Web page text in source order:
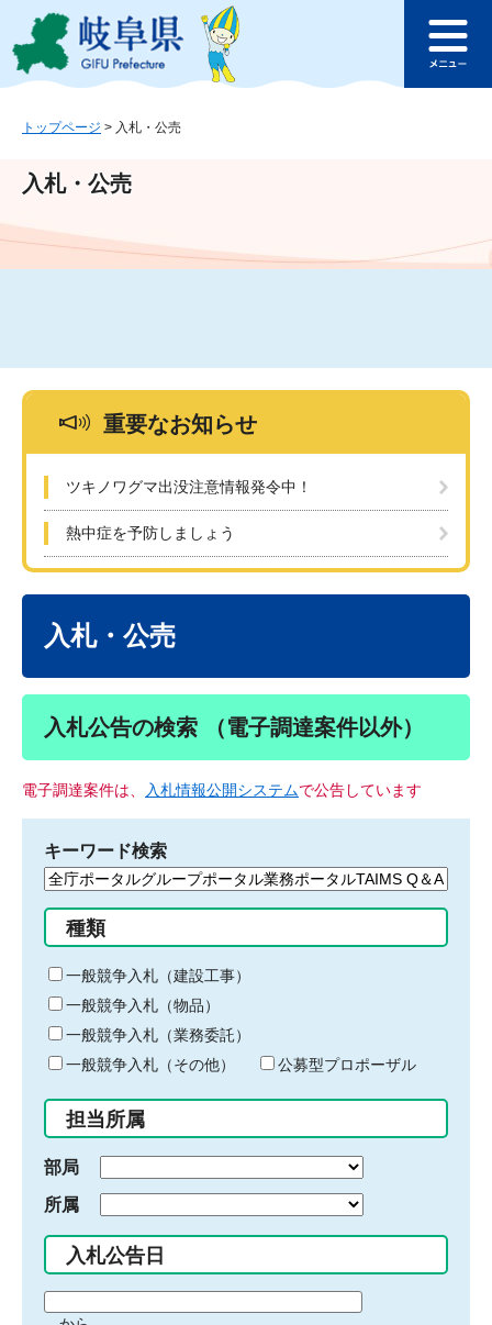
ジ
ュ
文
このページの本文へ
ュ
トップページ > 入札・公売
入札・公売
重要なお知らせ
ツキノワグマ出没注意情報発令中！
熱中症を予防しましょう
入札・公売
入札公告の検索 （電子調達案件以外）
電子調達案件は、 入札情報公開システムで公告しています
キーワード検索
検
る
キ
ー
ワ
ー
ド
入
力
種類
一般競争入札（建設工事）
一般競争入札（物品）
一般競争入札（業務委託）
一般競争入札（その他）
公募型プロポーザル
担当所属
部局
所属
入札公告日